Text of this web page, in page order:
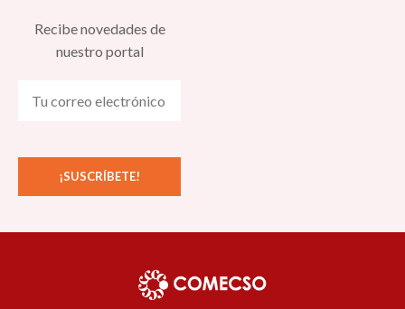
sociología» 5:00 pm
Protocolo para la prevención y atención de
de Sonora» 5:00 pm
contexto del confinamiento» 5:00 pm
Mesa «Territorios en disputa y conflictos
socioambientales» 5:00 pm
Recibe novedades de
nuestro portal